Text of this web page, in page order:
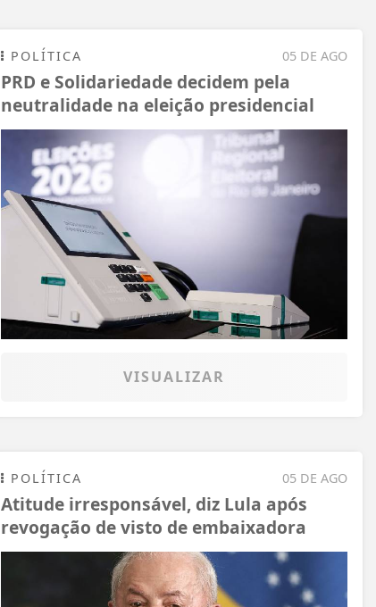
05 DE AGO
POLÍTICA
PRD e Solidariedade decidem pela
neutralidade na eleição presidencial
VISUALIZAR
05 DE AGO
POLÍTICA
Atitude irresponsável, diz Lula após
revogação de visto de embaixadora